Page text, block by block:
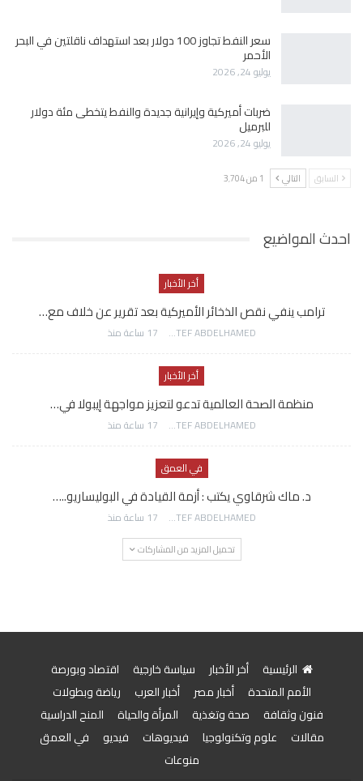
سعر النفط تجاوز 100 دولار بعد استهداف ناقلتين في البحر
الأحمر
يوليو 24, 2026
ضربات أميركية وإيرانية جديدة والنفط يتخطى مئة دولار
للبرميل
يوليو 24, 2026
السابق التالي 1 من 3٬704
احدث المواضيع
أخر الأخبار
ترامب ينفي نقص الذخائر الأميركية بعد تقرير عن خلاف مع…
AWATEF ABDELHAMED 17 ساعة منذ
أخر الأخبار
منظمة الصحة العالمية تدعو لتعزيز مواجهة إيبولا في…
AWATEF ABDELHAMED 17 ساعة منذ
في العمق
د. ماك شرقاوي يكتب : أزمة القيادة في البوليساريو..…
AWATEF ABDELHAMED 17 ساعة منذ
تحميل المزيد من المشاركات
الرئيسية أخر الأخبار سياسة خارجية
اقتصاد وبورصة
الأمم المتحدة
أخبار مصر أخبار العرب
رياضة وبطولات
فنون وثقافة
صحة وتغذية المرأة والحياة
المنح الدراسية
مقالات
علوم وتكنولوجيا فيديوهات فيديو
في العمق
منوعات